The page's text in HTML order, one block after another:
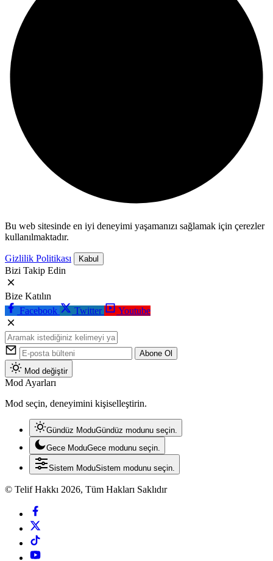
Bu web sitesinde en iyi deneyimi yaşamanızı sağlamak için çerezler
kullanılmaktadır.
Gizlilik Politikası Kabul
Bizi Takip Edin
Bize Katılın
Facebook
Twitter Youtube
Abone Ol
Mod değiştir
Mod Ayarları
Mod seçin, deneyimini kişiselleştirin.
Gündüz ModuGündüz modunu seçin.
Gece ModuGece modunu seçin.
Sistem ModuSistem modunu seçin.
© Telif Hakkı 2026, Tüm Hakları Saklıdır